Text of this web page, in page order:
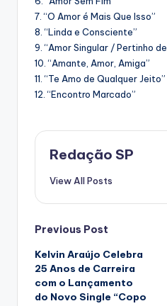
7. “O Amor é Mais Que Isso”
8. “Linda e Consciente”
9. “Amor Singular / Pertinho
10. “Amante, Amor, Amiga”
11. “Te Amo de Qualquer Jeito”
12. “Encontro Marcado”
Redação SP
View All Posts
Post
navigation
Previous Post
Kelvin Araújo Celebra
25 Anos de Carreira
com o Lançamento
do Novo Single “Copo